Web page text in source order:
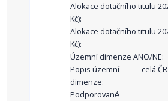
Alokace dotačního titulu
Kč):
Alokace dotačního titulu
Kč):
Územní dimenze ANO/NE:
Popis územní
dimenze:
celá ČR
Podporované